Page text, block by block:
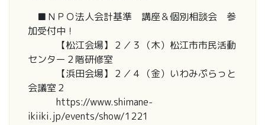
■ＮＰＯ法人会計基準 講座＆個別相談会 参
加受付中！
【松江会場】２／３（木）松江市市民活動
センター２階研修室
【浜田会場】２／４（金）いわみぷらっと
会議室２
https://www.shimane-
ikiiki.jp/events/show/1221